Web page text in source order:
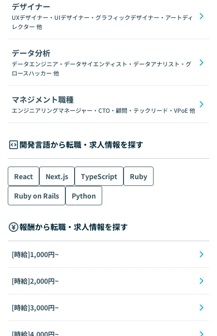
デザイナー
UXデザイナー・UIデザイナー・グラフィックデザイナー・アートディ
レクター 他
データ分析
データエンジニア・データサイエンティスト・データアナリスト・グ
ロースハッカー 他
マネジメント職種
エンジニアリングマネージャー・CTO・顧問・テックリード・VPoE他
開発言語から転職・求人情報を探す
React Next.js TypeScript
Ruby
Ruby on Rails
Python
報酬から転職・求人情報を探す
[時給]1,000円~
[時給]2,000円~
[時給]3,000円~